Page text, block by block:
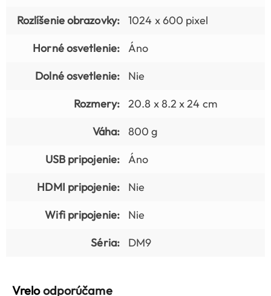
Rozlíšenie obrazovky:
1024 x 600 pixel
Horné osvetlenie:
Áno
Dolné osvetlenie:
Nie
Rozmery:
20.8 x 8.2 x 24 cm
Váha:
800 g
USB pripojenie:
Áno
HDMI pripojenie:
Nie
Wifi pripojenie:
Nie
Séria:
DM9
Vreloodporúčame